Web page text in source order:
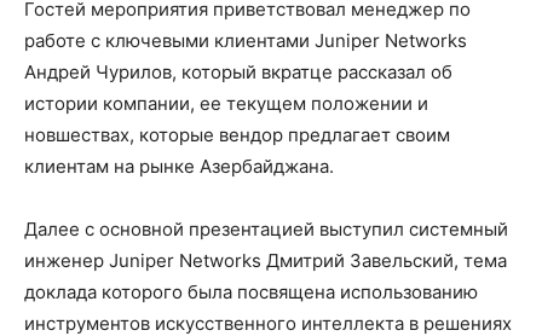
Гостей мероприятия приветствовал менеджер по
работе с ключевыми клиентами Juniper Networks
Андрей Чурилов, который вкратце рассказал об
истории компании, ее текущем положении и
новшествах, которые вендор предлагает своим
клиентам на рынке Азербайджана.
Далее с основной презентацией выступил системный
инженер Juniper Networks Дмитрий Завельский, тема
доклада которого была посвящена использованию
инструментов искусственного интеллекта в решениях